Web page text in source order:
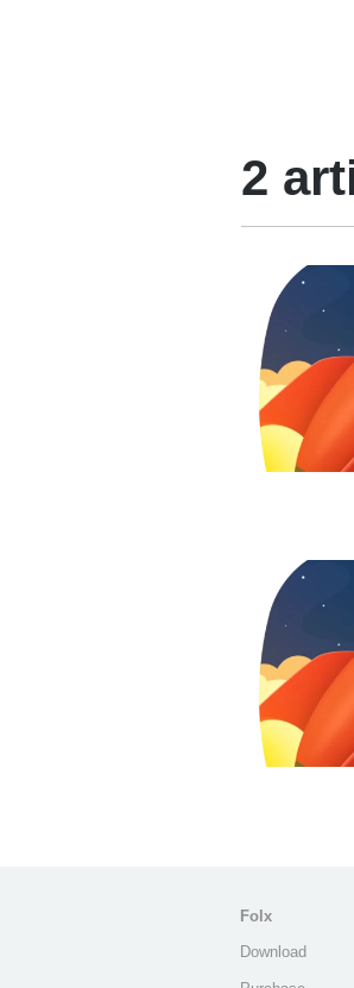
2
Folx
Download